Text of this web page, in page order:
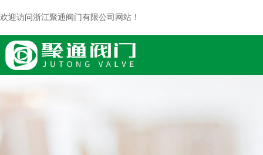
欢迎访问浙江聚通阀门有限公司网站！